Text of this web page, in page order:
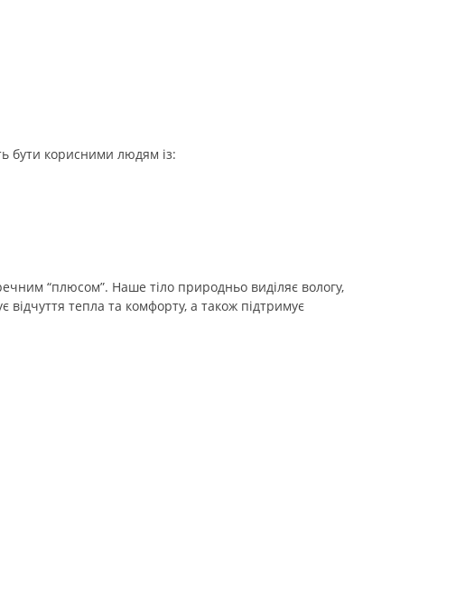
бути корисними людям із:
“плюсом”. Наше тіло природньо виділяє вологу,
тепла та комфорту, а також підтримує